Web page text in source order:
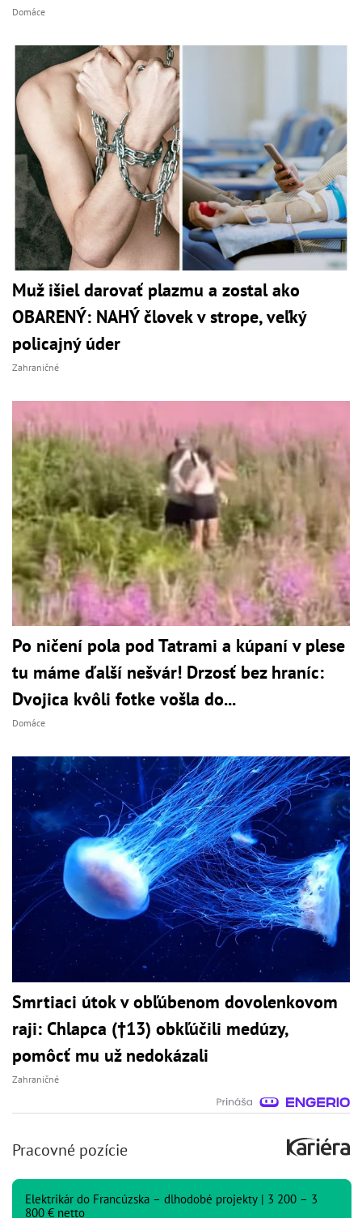
Domáce
Muž išiel darovať plazmu a zostal ako
OBARENÝ: NAHÝ človek v strope, veľký
policajný úder
Zahraničné
Po ničení pola pod Tatrami a kúpaní v plese
tu máme ďalší nešvár! Drzosť bez hraníc:
Dvojica kvôli fotke vošla do...
Domáce
Smrtiaci útok v obľúbenom dovolenkovom
raji: Chlapca (†13) obkľúčili medúzy,
pomôcť mu už nedokázali
Zahraničné
Pracovné pozície
Elektrikár do Francúzska – dlhodobé projekty | 3 200 – 3
800 € netto